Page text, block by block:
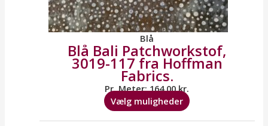
Blå
Blå Bali Patchworkstof,
3019-117 fra Hoffman
Fabrics.
Pr. Meter:164,00kr.
Vælg muligheder